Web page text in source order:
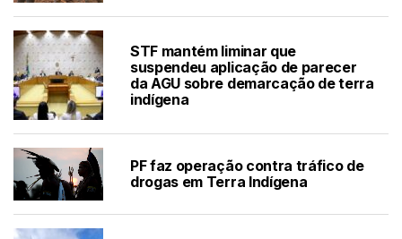
STF mantém liminar que
suspendeu aplicação de parecer
da AGU sobre demarcação de terra
indígena
PF faz operação contra tráfico de
drogas em Terra Indígena